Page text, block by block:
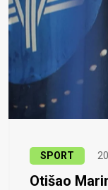
SPORT
Otišao